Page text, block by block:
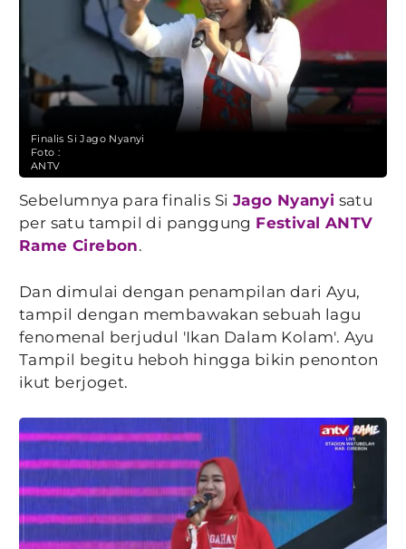
Finalis Si Jago Nyanyi
Foto :
ANTV
Sebelumnya para finalis Si Jago Nyanyi satu
per satu tampil di panggung Festival ANTV
Rame Cirebon.
Dan dimulai dengan penampilan dari Ayu,
tampil dengan membawakan sebuah lagu
fenomenal berjudul 'Ikan Dalam Kolam'. Ayu
Tampil begitu heboh hingga bikin penonton
ikut berjoget.